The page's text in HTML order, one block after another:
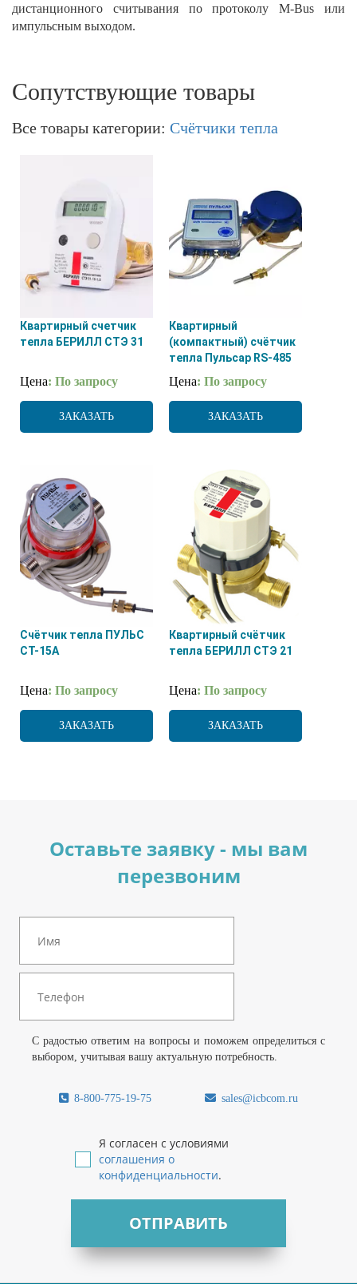
дистанционного считывания по протоколу M-Bus или
импульсным выходом.
Сопутствующие товары
Все товары категории: Счётчики тепла
Квартирный счетчик
тепла БЕРИЛЛ СТЭ 31
Цена: По запросу
ЗАКАЗАТЬ
Квартирный
(компактный) счётчик
тепла Пульсар RS-485
Цена: По запросу
ЗАКАЗАТЬ
Счётчик тепла ПУЛЬС
СТ-15А
Цена: По запросу
ЗАКАЗАТЬ
Квартирный счётчик
тепла БЕРИЛЛ СТЭ 21
Цена: По запросу
ЗАКАЗАТЬ
Оставьте заявку - мы вам
перезвоним
С радостью ответим на вопросы и поможем определиться с
выбором, учитывая вашу актуальную потребность.
8-800-775-19-75 sales@icbcom.ru
Я согласен с условиями
соглашения о
конфиденциальности.
ОТПРАВИТЬ